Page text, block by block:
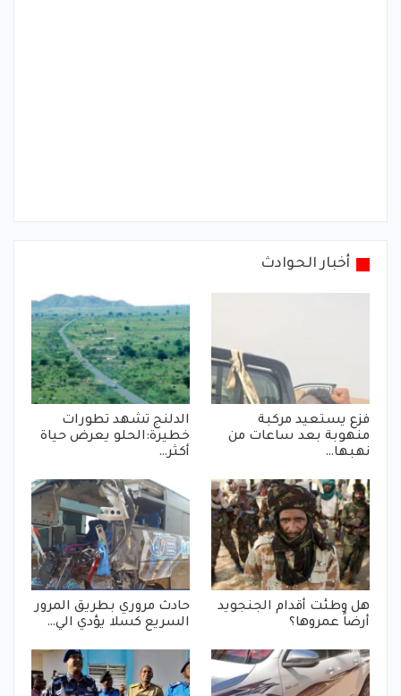
أخبار الحوادث
فزع يستعيد مركبة
منهوبة بعد ساعات من
نهبها…
الدلنج تشهد تطورات
خطيرة:الحلو يعرض حياة
أكثر…
هل وطئت أقدام الجنجويد
أرضاً عمروها؟
حادث مروري بطريق المرور
السريع كسلا يؤدي الي…